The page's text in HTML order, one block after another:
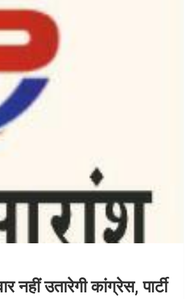
नहीं उतारेगी कांग्रेस, पार्टी